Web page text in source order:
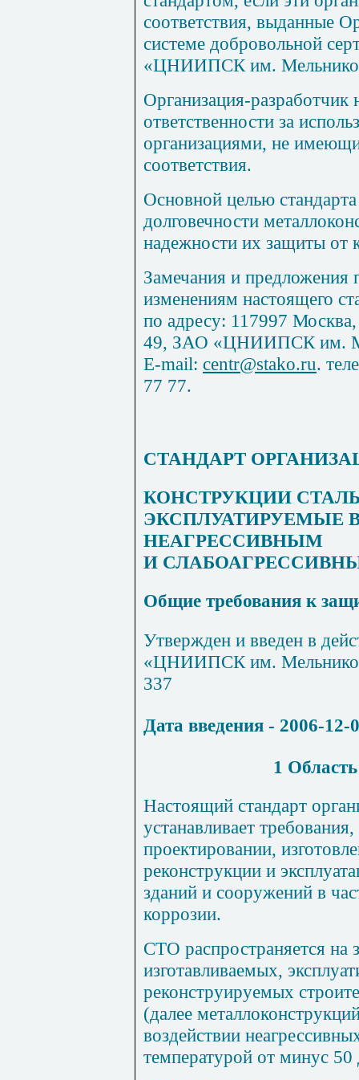
соответствия, выданные
системе добровольной
«ЦНИИПСК им.
Организация-разработчик
ответственности за
организациями, не
соответствия.
Основной целью
долговечности
надежности их защиты от
Замечания и предложения
изменениям настоящего
по адресу: 117997
49, ЗАО «ЦНИИПСК им.
E-mail: centr@stako.ru.
77 77.
СТАНДАРТ
КОНСТРУКЦИИ
ЭКСПЛУАТИРУЕМЫЕ
НЕАГРЕССИВНЫМ
И
Общие требования к
Утвержден и введен в
«ЦНИИПСК им.
337
Дата введения - 2006-12-
1
Настоящий стандарт
устанавливает
проектировании,
реконструкции и
зданий и сооружений в
коррозии.
СТО распространяется на
изготавливаемых,
реконструируемых
(далее
воздействии
температурой от минус